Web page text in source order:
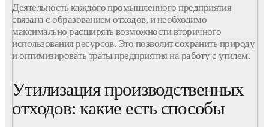
Деятельностькаждогопромышленного предприятия
связана с образованием отходов, и необходимо
максимально расширять возможности вторичного
использования ресурсов. Это позволит сохранить природу
и оптимизировать траты предприятия на работу с утилем.
Утилизация производственных
отходов: какие есть способы